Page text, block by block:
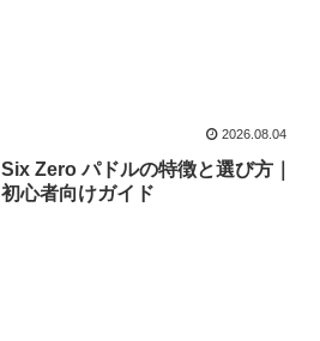
2026.08.04
Six Zero パドルの特徴と選び方｜
初心者向けガイド